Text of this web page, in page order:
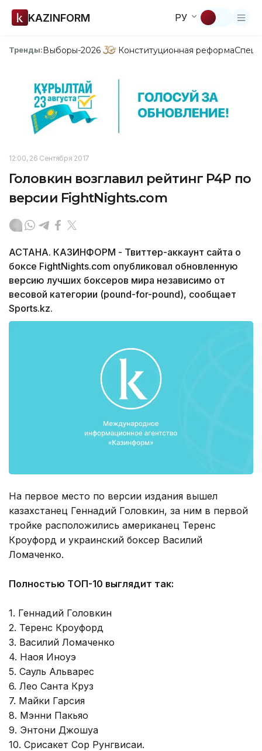
KAZINFORM РУ
Тренды:Выборы-2026 Конституционная реформа
12:00, 26 Сентября 2017
Головкин возглавил рейтинг P4P по
версии FightNights.com
АСТАНА. КАЗИНФОРМ - Твиттер-аккаунт сайта о
боксе FightNights.com опубликовал обновленную
версию лучших боксеров мира независимо от
весовой категории (pound-for-pound), сообщает
Sports.kz.
На первое место по версии издания вышел
казахстанец Геннадий Головкин, за ним в первой
тройке расположились американец Теренс
Кроуфорд и украинский боксер Василий
Ломаченко.
Полностью ТОП-10 выглядит так:
1. Геннадий Головкин
2. Теренс Кроуфорд
3. Василий Ломаченко
4. Наоя Иноуэ
5. Сауль Альварес
6. Лео Санта Круз
7. Майки Гарсия
8. Мэнни Пакьяо
9. Энтони Джошуа
10. Срисакет Сор Рунгвисаи.